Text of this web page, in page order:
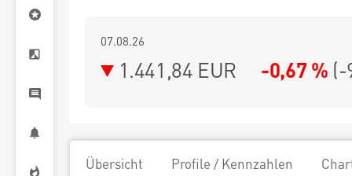
07.08.26
1.441,84 EUR -0,67 % (-
Übersicht Profile / Kennzahlen